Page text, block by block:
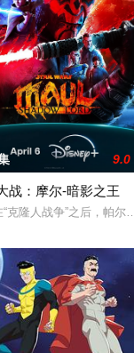
9.0
战：摩尔-暗影之王
“克隆人战争”之后，帕